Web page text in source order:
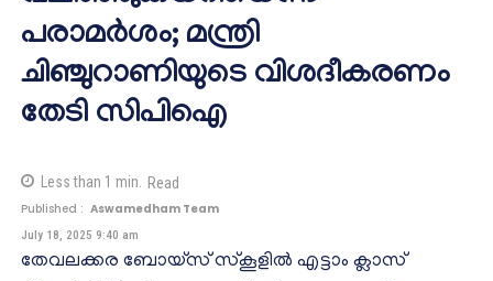
പരാമർശം; മന്ത്രി
ചിഞ്ചുറാണിയുടെ വിശദീകരണം
തേടി സിപിഐ
Less than 1 min. Read
Published : Aswamedham Team
July 18, 2025 9:40 am
തേവലക്കര ബോയ്‌സ് സ്‌കൂളില്‍ എട്ടാം ക്ലാസ്